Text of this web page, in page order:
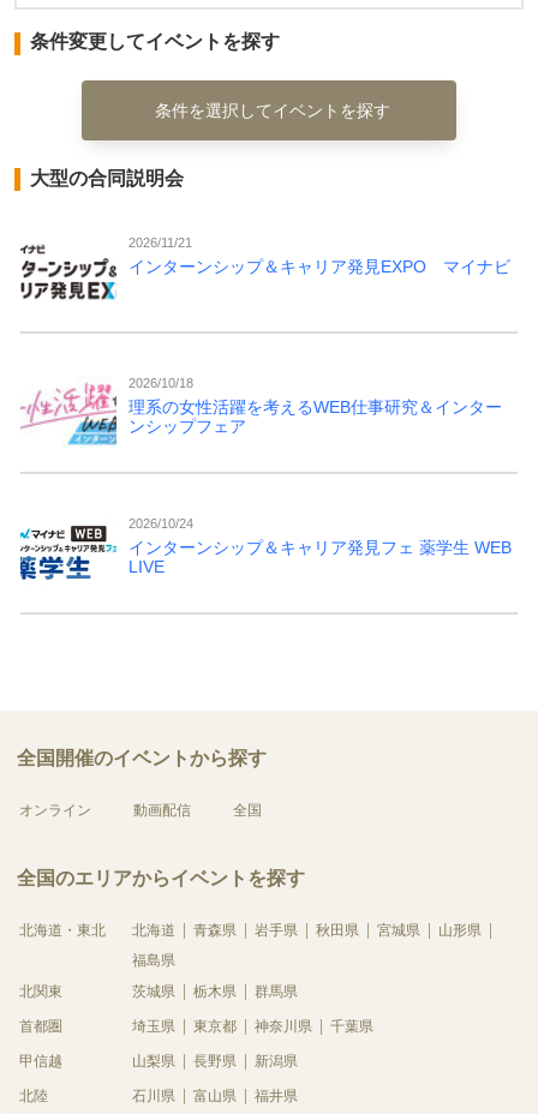
条件変更してイベントを探す
条件を選択してイベントを探す
大型の合同説明会
2026/11/21
インターンシップ＆キャリア発見EXPO マイナビ
2026/10/18
理系の女性活躍を考えるWEB仕事研究＆インター
ンシップフェア
2026/10/24
インターンシップ＆キャリア発見フェ 薬学生 WEB
LIVE
全国開催のイベントから探す
オンライン 動画配信 全国
全国のエリアからイベントを探す
北海道・東北 北海道 青森県 岩手県 秋田県 宮城県
山形県
福島県
北関東
茨城県 栃木県 群馬県
首都圏 埼玉県 東京都 神奈川県 千葉県
甲信越 山梨県 長野県 新潟県
北陸 石川県 富山県 福井県